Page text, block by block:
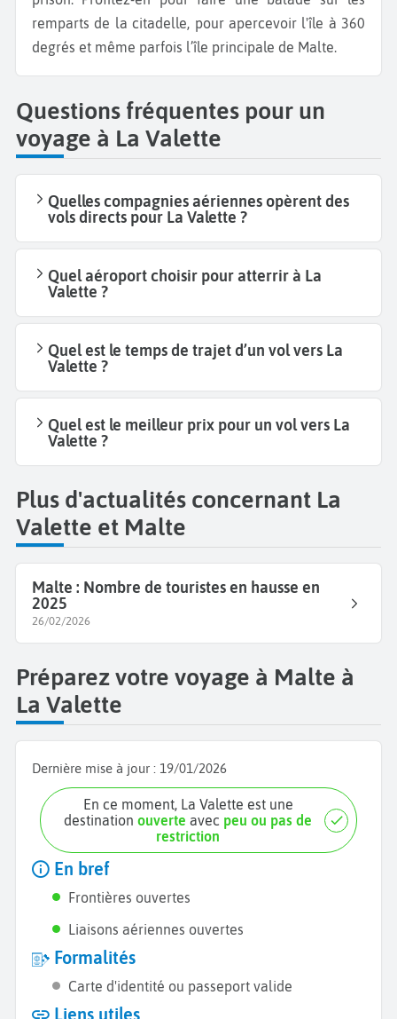
remparts de la citadelle, pour apercevoir l'île à 360
degrés et même parfois l’île principale de Malte.
Questions fréquentes pour un
voyage à La Valette
Quelles compagnies aériennes opèrent des
vols directs pour La Valette ?
Quel aéroport choisir pour atterrir à La
Valette ?
Quel est le temps de trajet d’un vol vers La
Valette ?
Quel est le meilleur prix pour un vol vers La
Valette ?
Plus d'actualités concernant La
Valette et Malte
Malte : Nombre de touristes en hausse en
2025
26/02/2026
Préparez votre voyage à Malte à
La Valette
Dernière mise à jour : 19/01/2026
En ce moment, La Valette est une
destinationouverte avec peu ou pas de
restriction
En bref
Frontières ouvertes
Liaisons aériennes ouvertes
Formalités
Carte d'identité ou passeport valide
Liens utiles